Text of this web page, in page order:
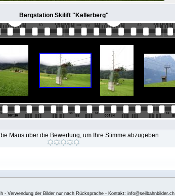
Bergstation Skilift "Kellerberg"
Maus über die Bewertung, um Ihre Stimme abzugeben
- Verwendung der Bilder nur nach Rücksprache - Kontakt: info@seilbahnbilder.ch